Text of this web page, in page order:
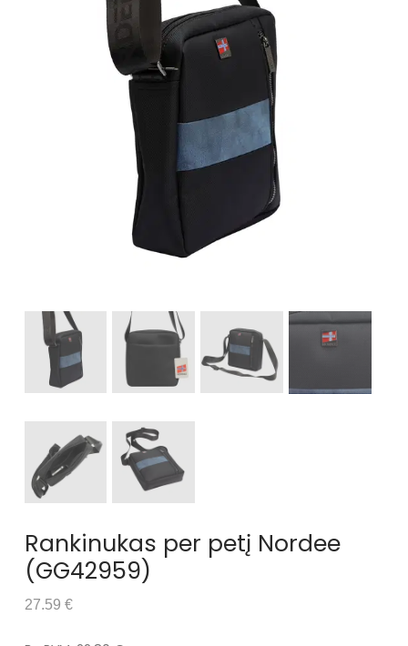
Rankinukas per petį Nordee
(GG42959)
27.59 €